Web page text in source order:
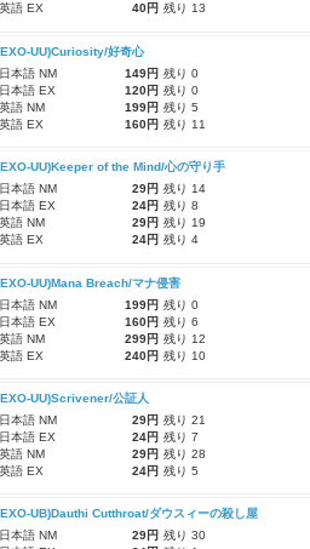
英語 EX
40円 残り 13
UU)Curiosity/好奇心
日本語 NM
149円 残り 0
日本語 EX
120円 残り 0
英語 NM
199円 残り 5
英語 EX
160円 残り 11
UU)Keeper of the Mind/心の守り手
日本語 NM
29円 残り 14
日本語 EX
24円 残り 8
英語 NM
29円 残り 19
英語 EX
24円 残り 4
UU)Mana Breach/マナ侵害
日本語 NM
199円 残り 0
日本語 EX
160円 残り 6
英語 NM
299円 残り 12
英語 EX
240円 残り 10
UU)Scrivener/公証人
日本語 NM
29円 残り 21
日本語 EX
24円 残り 7
英語 NM
29円 残り 28
英語 EX
24円 残り 5
UB)Dauthi Cutthroat/ダウスィーの殺し屋
日本語 NM
29円 残り 30